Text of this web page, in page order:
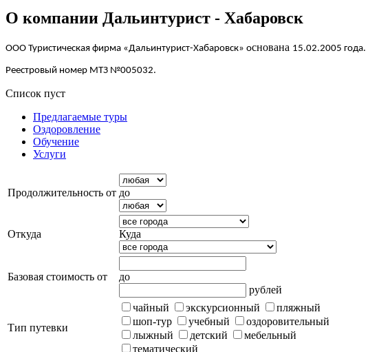
О компании Дальинтурист - Хабаровск
ООО Туристическая фирма «Дальинтурист-Хабаровск» основана 15.02.2005 года.
Реестровый номер МТЗ №005032.
Список пуст
Предлагаемые туры
Оздоровление
Обучение
Услуги
Продолжительность от до
Откуда Куда
Базовая стоимость от
до
рублей
Тип путевки
чайный экскурсионный
пляжный
шоп-тур
учебный
оздоровительный
лыжный
детский
мебельный
тематический